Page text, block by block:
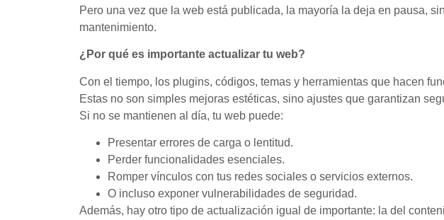
Pero una vez que la web está publicada, la mayoría la deja en pausa,
mantenimiento.
¿Por qué es importante actualizar tu web?
Con el tiempo, los plugins, códigos, temas y herramientas que hacen
Estas no son simples mejoras estéticas, sino ajustes que garantizan
Si no se mantienen al día, tu web puede:
Presentar errores de carga o lentitud.
Perder funcionalidades esenciales.
Romper vínculos con tus redes sociales o servicios externos.
O incluso exponer vulnerabilidades de seguridad.
Además, hay otro tipo de actualización igual de importante: la del